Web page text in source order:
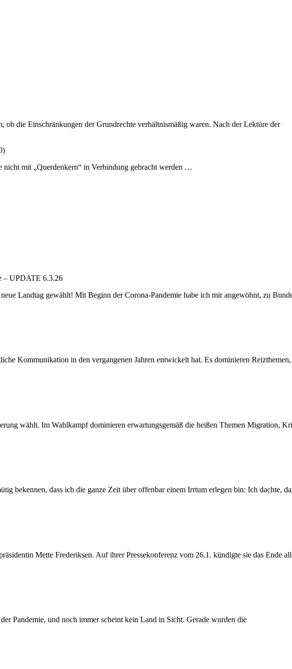
die Einschränkungen der Grundrechte verhältnismäßig waren. Nach der Lektüre der
nicht mit „Querdenkern“ in Verbindung gebracht werden …
– UPDATE 6.3.26
Landtag gewählt! Mit Beginn der Corona-Pandemie habe ich mir angewöhnt, zu
Kommunikation in den vergangenen Jahren entwickelt hat. Es dominieren Reizthemen,
wählt. Im Wahlkampf dominieren erwartungsgemäß die heißen Themen Migration,
bekennen, dass ich die ganze Zeit über offenbar einem Irrtum erlegen bin: Ich dachte,
Mette Frederiksen. Auf ihrer Pressekonferenz vom 26.1. kündigte sie das Ende
Pandemie, und noch immer scheint kein Land in Sicht. Gerade wurden die